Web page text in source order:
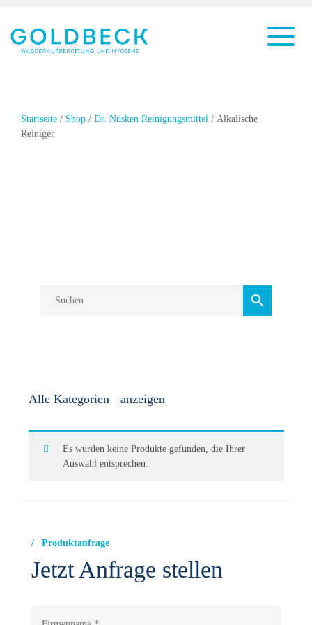
Startseite / Shop / Dr. Nüsken Reinigungsmittel / Alkalische
Reiniger
Alle Kategorien
Chlordioxid-Dosieranlagen
Es wurden keine Produkte gefunden, die Ihrer
Auswahl entsprechen.
Produktanfrage
Jetzt Anfrage stellen